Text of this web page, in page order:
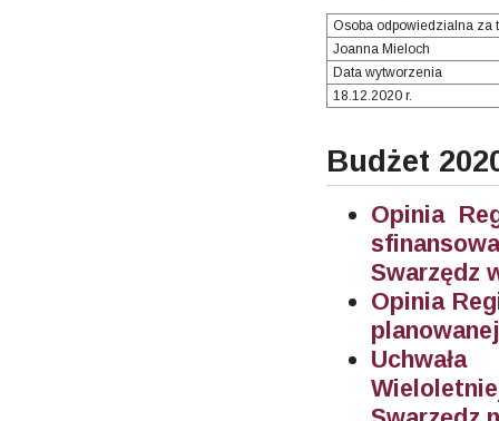
Osoba odpowiedzialna za
Joanna Mieloch
Data wytworzenia
18.12.2020 r.
Budżet
Opinia
Swarzędz
Opinia